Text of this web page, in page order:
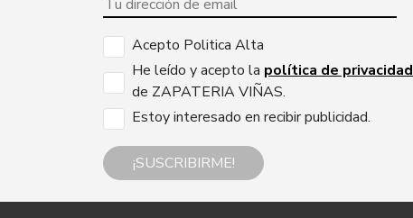
Acepto Politica Alta
He leído y acepto la política de privacidad
de ZAPATERIA VIÑAS.
Estoy interesado en recibir publicidad.
¡SUSCRIBIRME!